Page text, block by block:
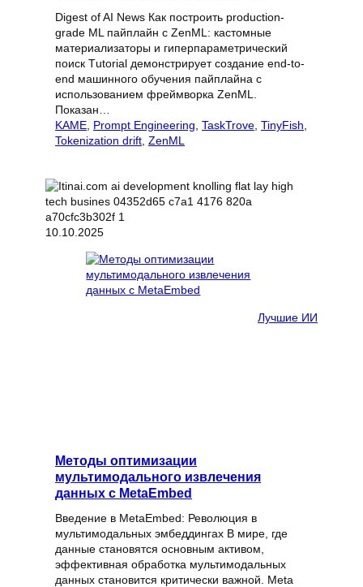
Digest of AI News Как построить production-
grade ML пайплайн с ZenML: кастомные
материализаторы и гиперпараметрический
поиск Тutorial демонстрирует создание end-to-
end машинного обучения пайплайна с
использованием фреймворка ZenML.
Показан…
KAME Prompt Engineering TaskTrove TinyFish
Tokenization drift ZenML
10.10.2025
Лучшие ИИ
Методы оптимизации
мультимодального извлечения
данных с MetaEmbed
Введение в MetaEmbed: Революция в
мультимодальных эмбеддингах В мире, где
данные становятся основным активом,
эффективная обработка мультимодальных
данных становится критически важной. Meta